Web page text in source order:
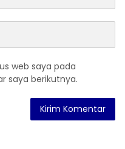
web saya pada
saya berikutnya.